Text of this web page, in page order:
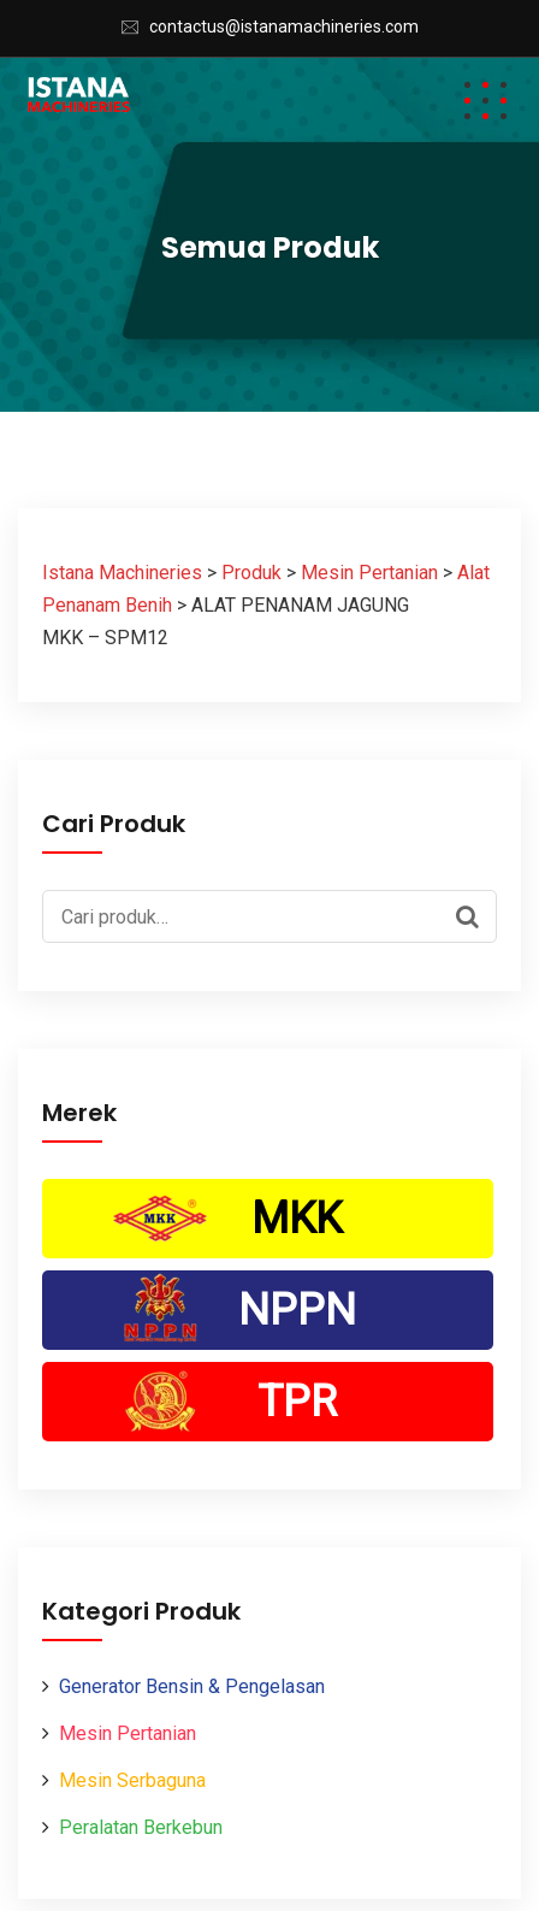
contactus@istanamachineries.com
Semua Produk
Istana Machineries > Produk > Mesin Pertanian > Alat
Penanam Benih > ALAT PENANAM JAGUNG
MKK – SPM12
Cari Produk
Pencarian
untuk:
Merek
MKK
NPPN
TPR
Kategori Produk
Generator Bensin & Pengelasan
Mesin Pertanian
Mesin Serbaguna
Peralatan Berkebun